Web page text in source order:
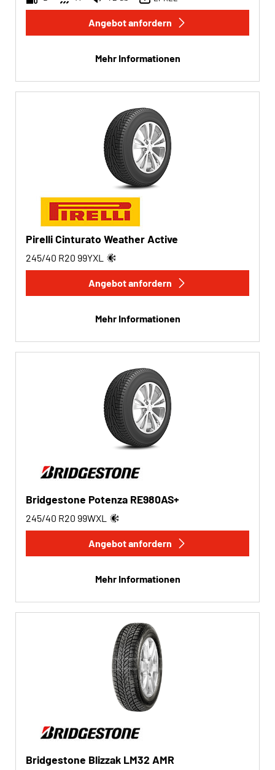
Angebot anfordern
Mehr Informationen
Pirelli Cinturato Weather Active
245/40 R20 99YXL
Angebot anfordern
Mehr Informationen
Bridgestone Potenza RE980AS+
245/40 R20 99WXL
Angebot anfordern
Mehr Informationen
Bridgestone Blizzak LM32 AMR